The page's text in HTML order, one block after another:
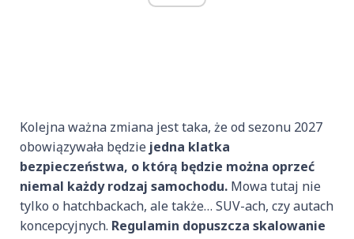
Kolejna ważna zmiana jest taka, że od sezonu 2027
obowiązywała będzie jedna klatka
bezpieczeństwa, o którą będzie można oprzeć
niemal każdy rodzaj samochodu. Mowa tutaj nie
tylko o hatchbackach, ale także… SUV-ach, czy autach
koncepcyjnych. Regulamin dopuszcza skalowanie